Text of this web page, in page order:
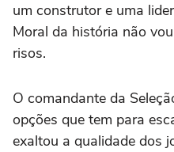
um construtor e uma
Moral da história não
risos.
O comandante da
opções que tem para
exaltou a qualidade dos